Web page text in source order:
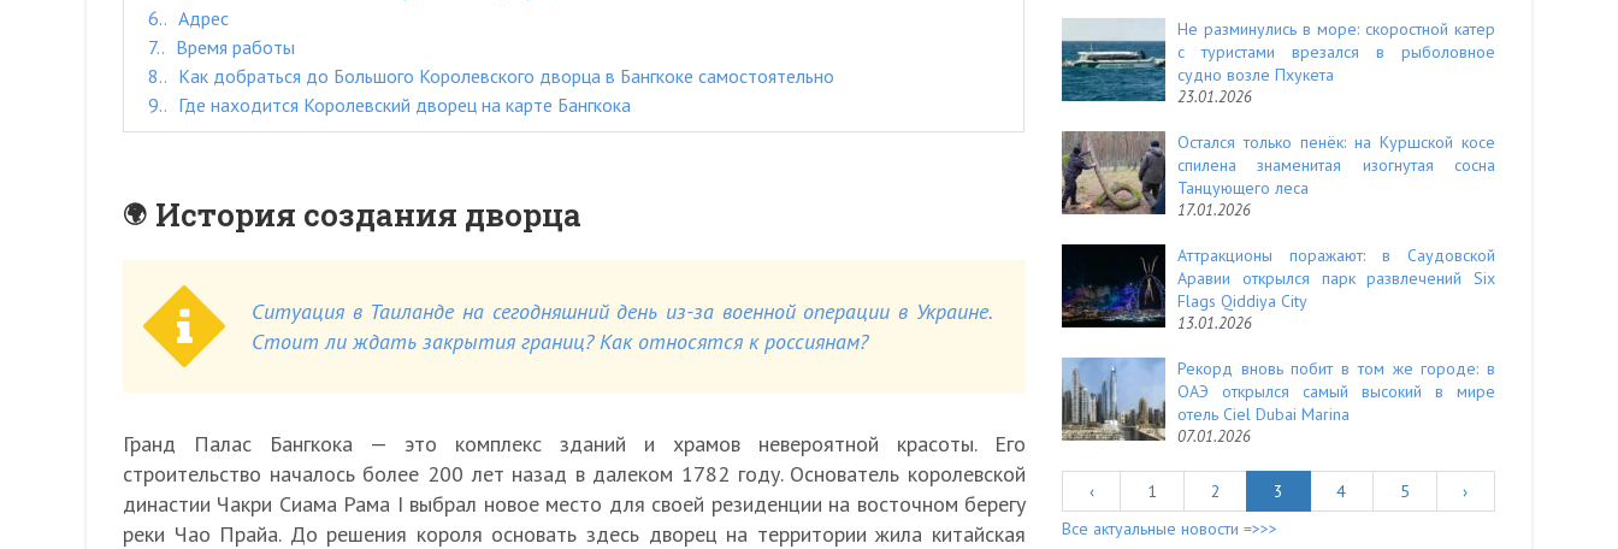
6.
Адрес
7.
Время работы
8.
Как добраться до Большого Королевского дворца в Бангкоке самостоятельно
9.
Где находится Королевский дворец на карте Бангкока
История создания дворца
Ситуация в Таиланде на сегодняшний день из-за военной операции в Украине.
Стоит ли ждать закрытия границ? Как относятся к россиянам?
Гранд Палас Бангкока — это комплекс зданий и храмов невероятной красоты. Его
строительство началось более 200 лет назад в далеком 1782 году. Основатель королевской
династии Чакри Сиама Рама I выбрал новое место для своей резиденции на восточном берегу
реки Чао Прайа. До решения короля основать здесь дворец на территории жила китайская
Не разминулись в море: скоростной катер
с туристами врезался в рыболовное
судно возле Пхукета
23.01.2026
Остался только пенёк: на Куршской косе
спилена знаменитая изогнутая сосна
Танцующего леса
17.01.2026
Аттракционы поражают: в Саудовской
Аравии открылся парк развлечений Six
Flags Qiddiya City
13.01.2026
Рекорд вновь побит в том же городе: в
ОАЭ открылся самый высокий в мире
отель Ciel Dubai Marina
07.01.2026
‹ 1 2 3 4 5
›
Все актуальные новости =>>>